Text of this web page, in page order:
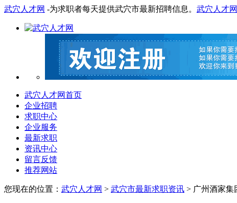
武穴人才网 -为求职者每天提供武穴市最新招聘信息。 武穴人才网
武穴人才网首页
企业招聘
求职中心
企业服务
最新求职
资讯中心
留言反馈
推荐网站
您现在的位置： 武穴人才网 > 武穴市最新求职资讯 > 广州酒家集